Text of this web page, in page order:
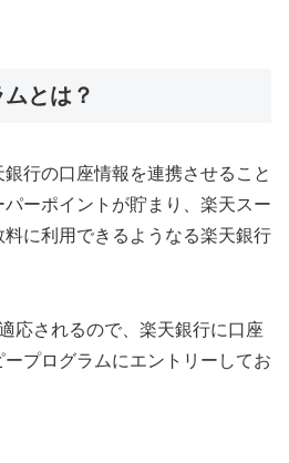
とは？
行の口座情報を連携させること
ーポイントが貯まり、楽天スー
に利用できるようなる楽天銀行
応されるので、楽天銀行に口座
プログラムにエントリーしてお